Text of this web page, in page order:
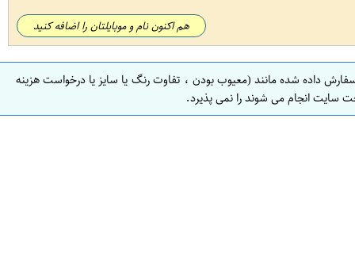
هم اکنون نام و موبایلتان را اضافه کنید
داده شده مانند (معیوب بودن ، تفاوت رنگ یا سایز یا درخواست هزینه
سایت انجام می شوند را نمی پذیرد.